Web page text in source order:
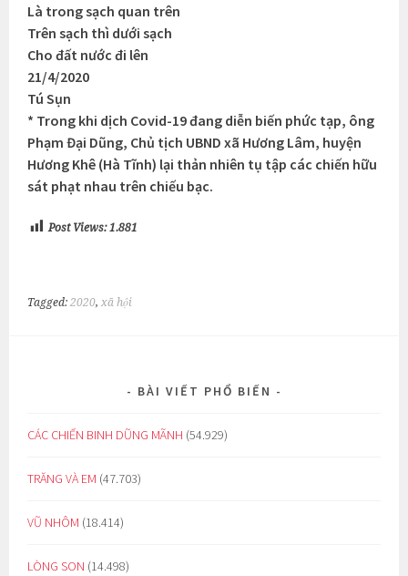
Là trong sạch quan trên
Trên sạch thì dưới sạch
Cho đất nước đi lên
21/4/2020
Tú Sụn
* Trong khi dịch Covid-19 đang diễn biến phức tạp, ông
Phạm Đại Dũng, Chủ tịch UBND xã Hương Lâm, huyện
Hương Khê (Hà Tĩnh) lại thản nhiên tụ tập các chiến hữu
sát phạt nhau trên chiếu bạc.
Post Views: 1.881
Tagged:2020,xã hội
BÀI VIẾT PHỔ BIẾN
CÁC CHIẾN BINH DŨNG MÃNH (54.929)
TRĂNG VÀ EM (47.703)
VŨ NHÔM (18.414)
LÒNG SON (14.498)